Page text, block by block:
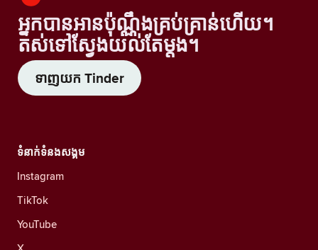
អ្នកបានអានប៉ុណ្ណឹងគ្រប់គ្រាន់ហើយ។
តស់ទៅស្វែងយល់តែម្តង។
ទាញយក Tinder
ទំនាក់ទំនងសង្គម
Instagram
TikTok
YouTube